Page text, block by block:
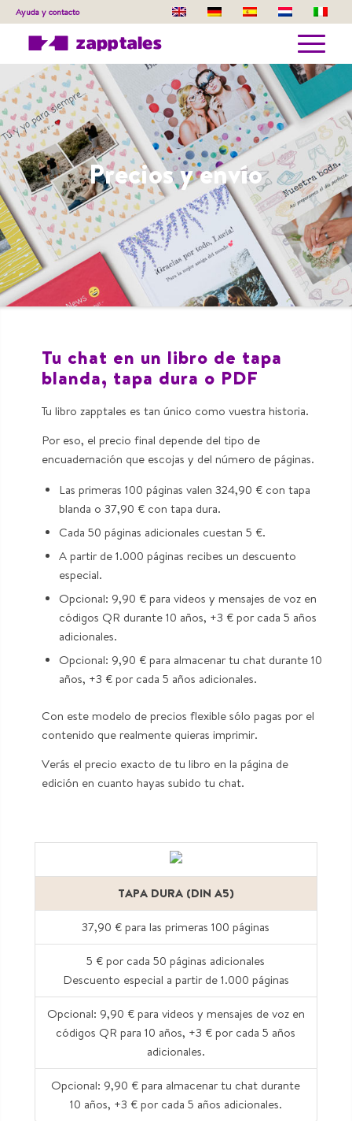
Ayuda y contacto
Precios y envío
Tu chat en un libro de tapa
blanda, tapa dura o PDF
Tu libro zapptales es tan único como vuestra historia.
Por eso, el precio final depende del tipo de
encuadernación que escojas y del número de páginas.
Las primeras 100 páginas valen 324,90 € con tapa
blanda o 37,90 € con tapa dura.
Cada 50 páginas adicionales cuestan 5 €.
A partir de 1.000 páginas recibes un descuento
especial.
Opcional: 9,90 € para videos y mensajes de voz en
códigos QR durante 10 años, +3 € por cada 5 años
adicionales.
Opcional: 9,90 € para almacenar tu chat durante 10
años, +3 € por cada 5 años adicionales.
Con este modelo de precios flexible sólo pagas por el
contenido que realmente quieras imprimir.
Verás el precio exacto de tu libro en la página de
edición en cuanto hayas subido tu chat.
TAPA DURA (DIN A5)
37,90 € para las primeras 100 páginas
5 € por cada 50 páginas adicionales
Descuento especial a partir de 1.000 páginas
Opcional: 9,90 € para videos y mensajes de voz en
códigos QR para 10 años, +3 € por cada 5 años
adicionales.
Opcional: 9,90 € para almacenar tu chat durante
10 años, +3 € por cada 5 años adicionales.